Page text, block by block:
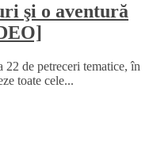
şi o aventură
22 de petreceri tematice, în
toate cele...